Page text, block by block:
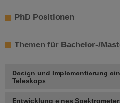
PhD Positionen
Themen für Bachelor-/
Design und Implementierung
Teleskops
Entwicklung eines